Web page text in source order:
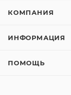
КОМПАНИЯ
ИНФОРМАЦИЯ
ПОМОЩЬ